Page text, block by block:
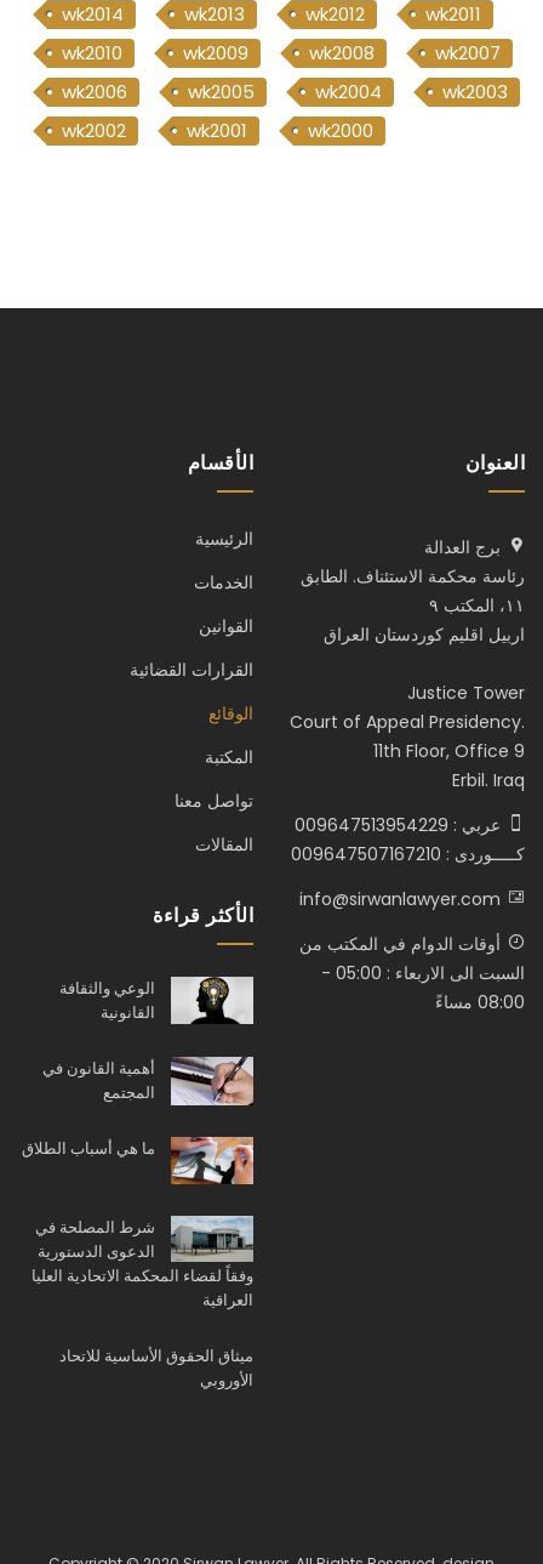
wk2014
wk2013 wk2012
wk2011
wk2010
wk2009 wk2008
wk2007
wk2006
wk2005 wk2004
wk2003
wk2002
wk2001 wk2000
العنوان
برج العدالة
رئاسة محكمة الاستئناف. الطابق
١١، المكتب ٩
اربيل اقليم كوردستان العراق
Justice Tower
Court of Appeal Presidency.
11th Floor, Office 9
Erbil. Iraq
عربي : 009647513954229
كـــــوردى : 009647507167210
info@sirwanlawyer.com
أوقات الدوام في المكتب من
السبت الى الاربعاء : 05:00 -
08:00 مساءً
الأقسام
الرئيسية
الخدمات
القوانين
القرارات القضائية
الوقائع
المكتبة
تواصل معنا
المقالات
الأكثر قراءة
الوعي والثقافة
القانونية
أهمية القانون في
المجتمع
ما هي أسباب الطلاق
شرط المصلحة في
الدعوى الدستورية
وفقاً لقضاء المحكمة الاتحادية العليا
العراقية
ميثاق الحقوق الأساسية للاتحاد
الأوروبي